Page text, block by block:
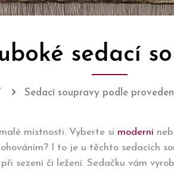
sedací
Sedací soupravy podle
místnosti. Vyberte si moderní
I to je u těchto sedacích
sezení či ležení. Sedačku vám